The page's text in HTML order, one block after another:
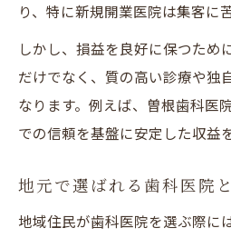
り、特に新規開業医院は集客に
しかし、損益を良好に保つため
だけでなく、質の高い診療や独
なります。例えば、曽根歯科医
での信頼を基盤に安定した収益
地元で選ばれる歯科医院
地域住民が歯科医院を選ぶ際に